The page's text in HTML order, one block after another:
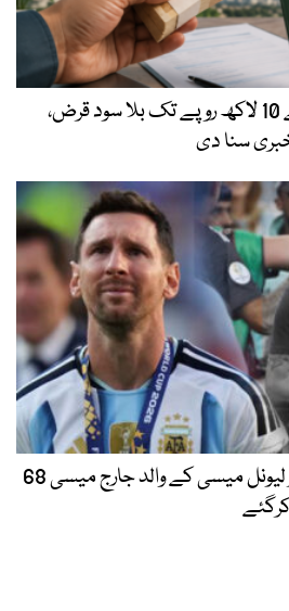
بیرون ملک جانے کے لیے 10 لاکھ روپے تک بلا سود قرض،
سنا دی
عالمی شہرت یافتہ فٹبالر لیونل میسی کے والد جارج میسی 68